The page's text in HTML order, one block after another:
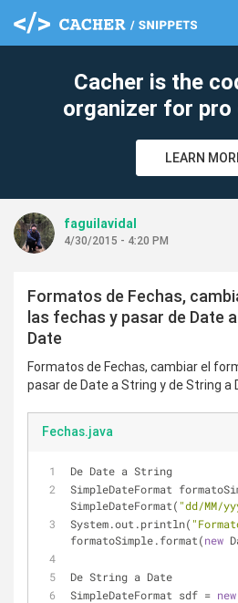
Cacher is the
organizer for pro
LEARN
faguilavidal
4/30/2015 - 4:20 PM
Formatos de Fechas,
las fechas y pasar de Date
Date
Formatos de Fechas, cambiar el
pasar de Date a String y de String a
Fechas.java
De Date a String
SimpleDateFormat
SimpleDateFormat( "dd/MM/
System.out.println(
formatoSimple.format(new
De String a Date
SimpleDateFormat sdf = new